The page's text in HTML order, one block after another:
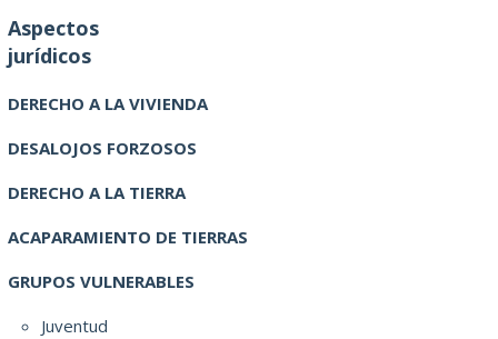
Aspectos
jurídicos
DERECHO A LA VIVIENDA
DESALOJOS FORZOSOS
DERECHO A LA TIERRA
ACAPARAMIENTO DE TIERRAS
GRUPOS VULNERABLES
Juventud